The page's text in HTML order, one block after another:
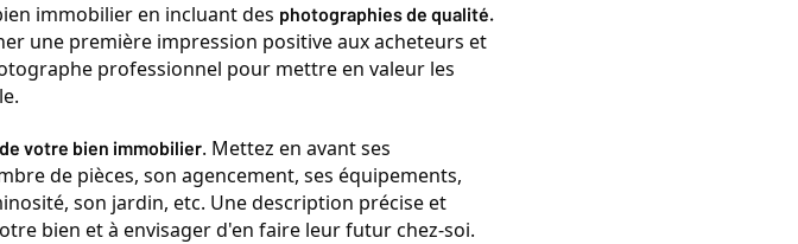
immobilier en incluant des photographies de qualité.
une première impression positive aux acheteurs et
professionnel pour mettre en valeur les
votre bien immobilier. Mettez en avant ses
de pièces, son agencement, ses équipements,
son jardin, etc. Une description précise et
bien et à envisager d'en faire leur futur chez-soi.